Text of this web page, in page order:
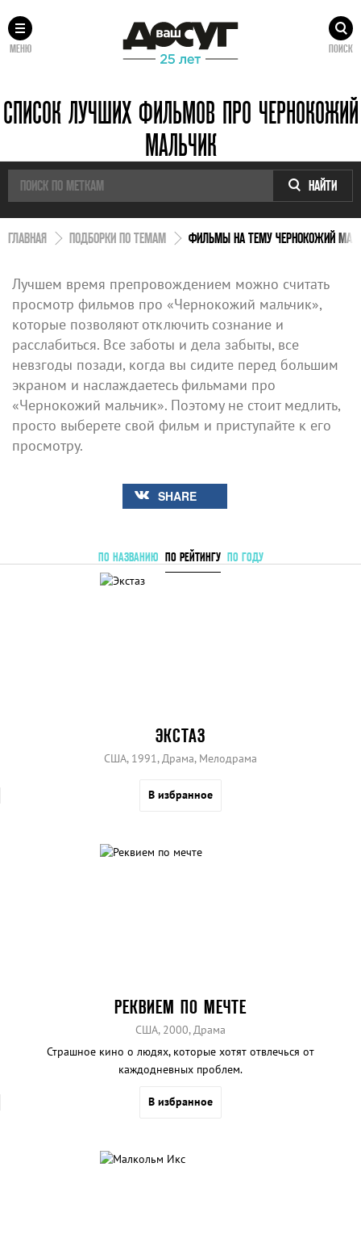
МЕНЮ ПОИСК
СПИСОК ЛУЧШИХ ФИЛЬМОВ ПРО ЧЕРНОКОЖИЙ
МАЛЬЧИК
НАЙТИ
ГЛАВНАЯ ПОДБОРКИ ПО ТЕМАМ ФИЛЬМЫ НА ТЕМУ ЧЕРНОКОЖИЙ
Лучшем время препровождением можно считать
просмотр фильмов про «Чернокожий мальчик»,
которые позволяют отключить сознание и
расслабиться. Все заботы и дела забыты, все
невзгоды позади, когда вы сидите перед большим
экраном и наслаждаетесь фильмами про
«Чернокожий мальчик». Поэтому не стоит медлить,
просто выберете свой фильм и приступайте к его
просмотру.
SHARE
ПО НАЗВАНИЮ ПО РЕЙТИНГУ ПО ГОДУ
ЭКСТАЗ
США, 1991, Драма, Мелодрама
В избранное
РЕКВИЕМ ПО МЕЧТЕ
США, 2000, Драма
Страшное кино о людях, которые хотят отвлечься от
каждодневных проблем.
В избранное